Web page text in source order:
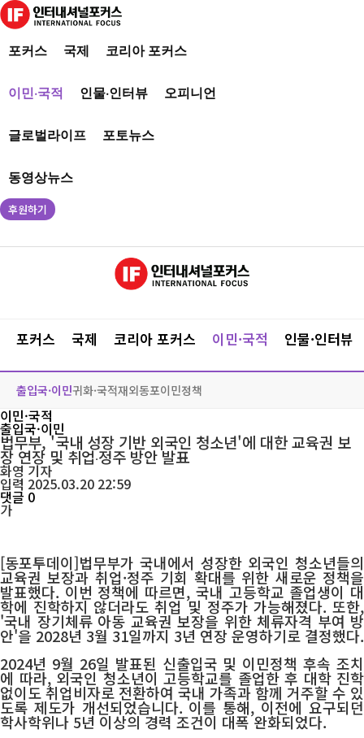
포커스 국제 코리아 포커스
이민·국적 인물·인터뷰 오피니언
글로벌라이프 포토뉴스
동영상뉴스
후원하기
포커스 국제 코리아 포커스 이민·국적 인물·인터뷰
출입국·이민귀화·국적재외동포이민정책
이민·국적
출입국·이민
법무부, '국내 성장 기반 외국인 청소년'에 대한 교육권 보
장 연장 및 취업‧정주 방안 발표
화영기자
입력 2025.03.20 22:59
댓글 0
가
[동포투데이]법무부가 국내에서 성장한 외국인 청소년들의
교육권 보장과 취업·정주 기회 확대를 위한 새로운 정책을
발표했다. 이번 정책에 따르면, 국내 고등학교 졸업생이 대
학에 진학하지 않더라도 취업 및 정주가 가능해졌다. 또한,
'국내 장기체류 아동 교육권 보장을 위한 체류자격 부여 방
안'을 2028년 3월 31일까지 3년 연장 운영하기로 결정했다.
2024년 9월 26일 발표된 신출입국 및 이민정책 후속 조치
에 따라, 외국인 청소년이 고등학교를 졸업한 후 대학 진학
없이도 취업비자로 전환하여 국내 가족과 함께 거주할 수 있
도록 제도가 개선되었습니다. 이를 통해, 이전에 요구되던
학사학위나 5년 이상의 경력 조건이 대폭 완화되었다.